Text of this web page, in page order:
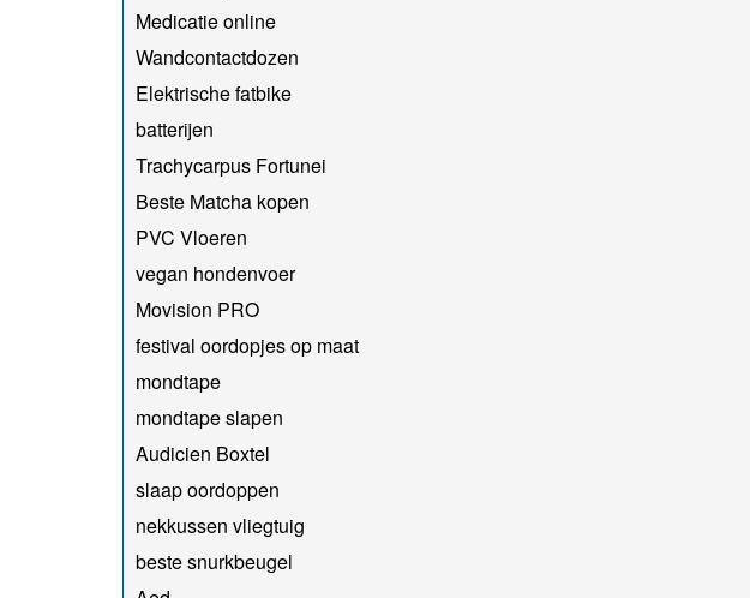
Medicatie online
Wandcontactdozen
Elektrische fatbike
batterijen
Trachycarpus Fortunei
Beste Matcha kopen
PVC Vloeren
vegan hondenvoer
Movision PRO
festival oordopjes op maat
mondtape
mondtape slapen
Audicien Boxtel
slaap oordoppen
nekkussen vliegtuig
beste snurkbeugel